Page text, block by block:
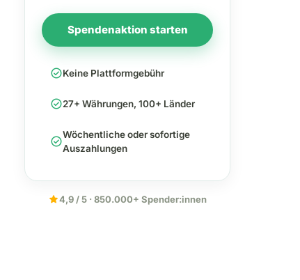
Spendenaktion starten
check_circleKeine Plattformgebühr
check_circle27+ Währungen, 100+ Länder
check_circleWöchentliche oder sofortige
Auszahlungen
star4,9 / 5 · 850.000+ Spender:innen